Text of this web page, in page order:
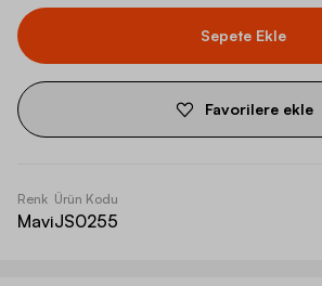
Sepete Ekle
Favorilere ekle
Renk
Mavi
Ürün Kodu
JS0255